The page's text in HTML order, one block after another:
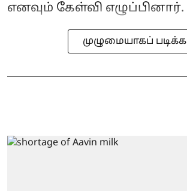
எனவும் கேள்வி எழுப்பினார்.
முழுமையாகப் படிக்க